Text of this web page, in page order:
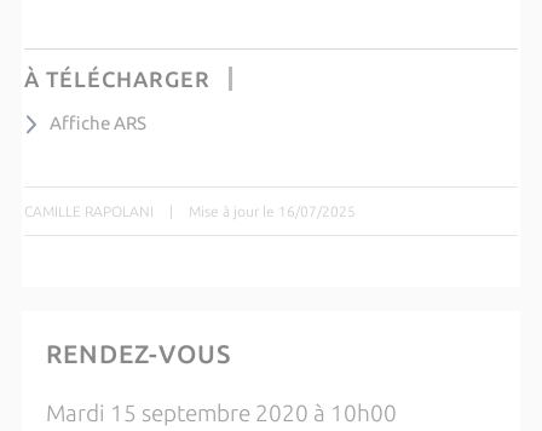
À TÉLÉCHARGER
Affiche ARS
CAMILLE RAPOLANI | Mise à jour le 16/07/2025
RENDEZ-VOUS
Mardi 15 septembre 2020 à 10h00